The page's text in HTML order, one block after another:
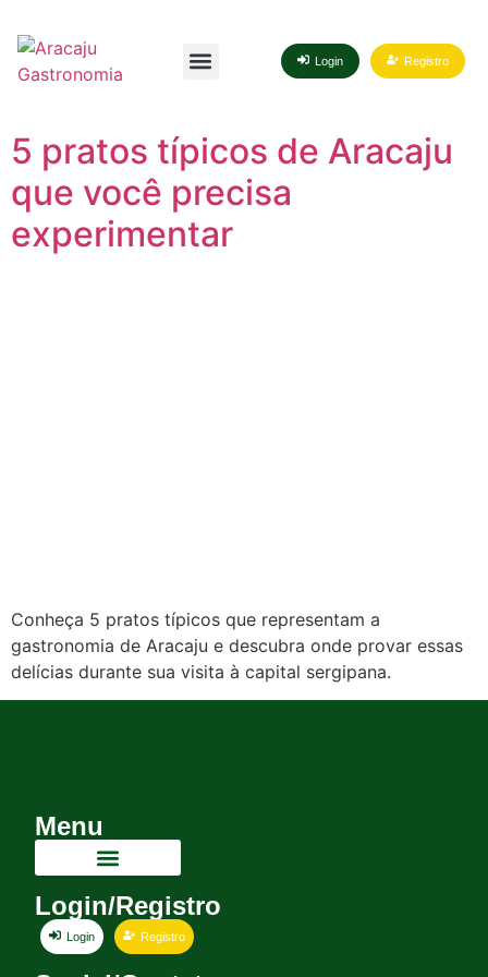
Login Registro
5 pratos típicos de Aracaju
que você precisa
experimentar
Conheça 5 pratos típicos que representam a
gastronomia de Aracaju e descubra onde provar essas
delícias durante sua visita à capital sergipana.
Menu
Login/Registro
Login Registro